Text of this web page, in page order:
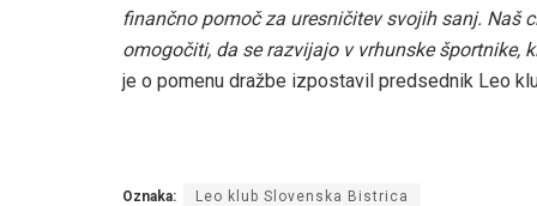
finančno pomoč za uresničitev svojih sanj. Naš
omogočiti, da se razvijajo v vrhunske športnike,
je o pomenu dražbe izpostavil predsednik Leo
Oznaka: Leo klub Slovenska Bistrica